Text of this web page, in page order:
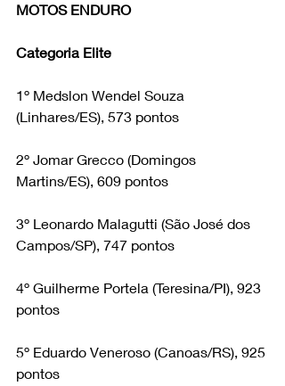
MOTOS ENDURO
Categoria Elite
1º Medslon Wendel Souza
(Linhares/ES), 573 pontos
2º Jomar Grecco (Domingos
Martins/ES), 609 pontos
3º Leonardo Malagutti (São José dos
Campos/SP), 747 pontos
4º Guilherme Portela (Teresina/PI), 923
pontos
5º Eduardo Veneroso (Canoas/RS), 925
pontos